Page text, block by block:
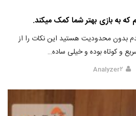
به بازی بهتر شما کمک میکند.
بدون محدودیت هستید این نکات را از
و کوتاه بوده و خیلی ساده…
Analyzer۲